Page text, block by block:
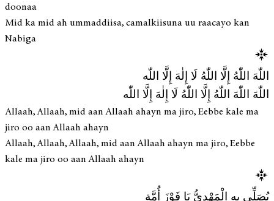
doonaa
Mid ka mid ah ummaddiisa, camalkiisuna uu raacayo kan
Nabiga
اللّٰهَ اللّٰهُ إِلَّا اللّٰهُ لَا إِلٰهَ إِلَّا اللّٰه
اللّٰهَ اللّٰهَ اللّٰهُ إِلَّا اللّٰهُ لَا إِلٰهَ إِلَّا اللّٰه
Allaah, Allaah, mid aan Allaah ahayn ma jiro, Eebbe kale ma
jiro oo aan Allaah ahayn
Allaah, Allaah, Allaah, mid aan Allaah ahayn ma jiro, Eebbe
kale ma jiro oo aan Allaah ahayn
يُصَلِّي بِهِ الْمَهْدِيُّ يَا فَوْزَ أُمَّةٍ